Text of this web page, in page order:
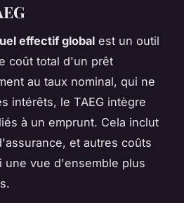
effectif global est un outil
coût total d'un prêt
au taux nominal, qui ne
intérêts, le TAEG intègre
à un emprunt. Cela inclut
et autres coûts
une vue d'ensemble plus